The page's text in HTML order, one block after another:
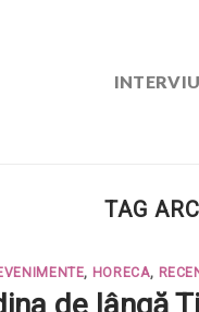
TAG
, HORECA,